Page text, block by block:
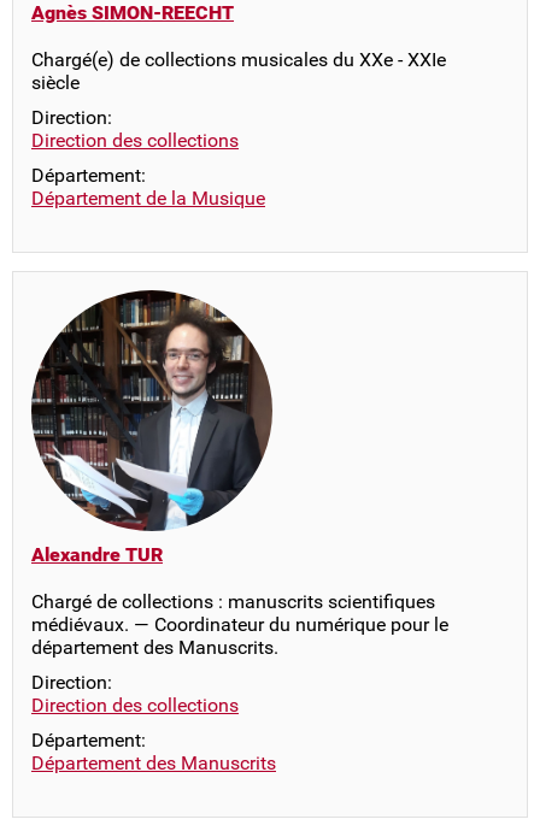
Agnès SIMON-REECHT
Chargé(e) de collections musicales du XXe - XXIe
siècle
Direction:
Direction des collections
Département:
Département de la Musique
Alexandre TUR
Chargé de collections : manuscrits scientifiques
médiévaux. — Coordinateur du numérique pour le
département des Manuscrits.
Direction:
Direction des collections
Département:
Département des Manuscrits